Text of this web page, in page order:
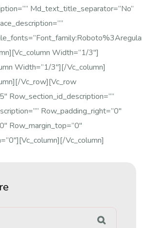
Md_text_title_separator=”no”
Width=”1/3″]
Width=”1/3″][/vc_column]
vc_row][vc_row
Row_section_id_description=””
Row_padding_right=”0″
Row_margin_top=”0″
vc_column]